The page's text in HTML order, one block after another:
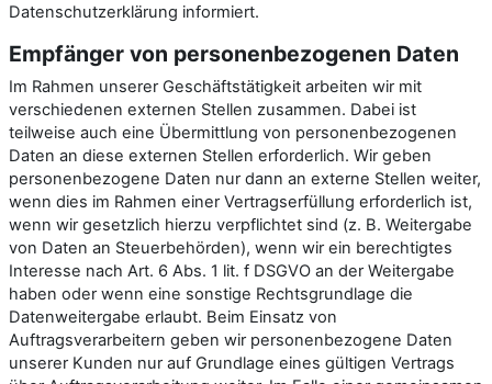
Datenschutzerklärung informiert.
Empfänger von personenbezogenen Daten
Im Rahmen unserer Geschäftstätigkeit arbeiten wir mit
verschiedenen externen Stellen zusammen. Dabei ist
teilweise auch eine Übermittlung von personenbezogenen
Daten an diese externen Stellen erforderlich. Wir geben
personenbezogene Daten nur dann an externe Stellen weiter,
wenn dies im Rahmen einer Vertragserfüllung erforderlich ist,
wenn wir gesetzlich hierzu verpflichtet sind (z. B. Weitergabe
von Daten an Steuerbehörden), wenn wir ein berechtigtes
Interesse nach Art. 6 Abs. 1 lit. f DSGVO an der Weitergabe
haben oder wenn eine sonstige Rechtsgrundlage die
Datenweitergabe erlaubt. Beim Einsatz von
Auftragsverarbeitern geben wir personenbezogene Daten
unserer Kunden nur auf Grundlage eines gültigen Vertrags